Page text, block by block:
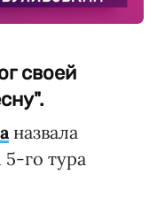
своей
назвала
го тура